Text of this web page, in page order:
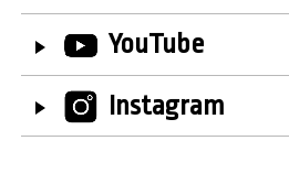
YouTube
Instagram